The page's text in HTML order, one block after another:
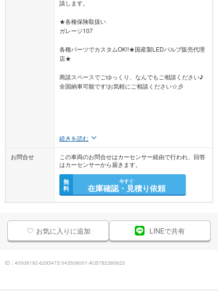
談します。
★各種保険取扱い
ガレージ107
各種パーツでカスタムOK!!★国産製LEDバルブ販売代理
店★
商談スペースでごゆっくり、なんでもご相談ください♪
全国納車可能です!お気軽にご相談ください☆彡
続きを読む
お問合せ
この車両のお問合せはカーセンサー経由で行われ、回答
はカーセンサーから届きます。
無
料
今すぐ
在庫確認・見積り依頼
お気に入りに追加 LINEで共有
ID：40008192-6293473:043508001-AU5782360623